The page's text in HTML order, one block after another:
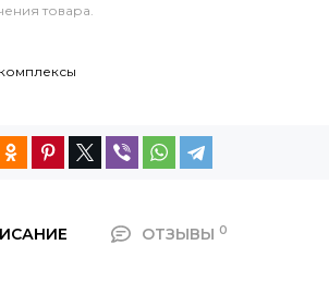
товара.
ОТЗЫВЫ 0